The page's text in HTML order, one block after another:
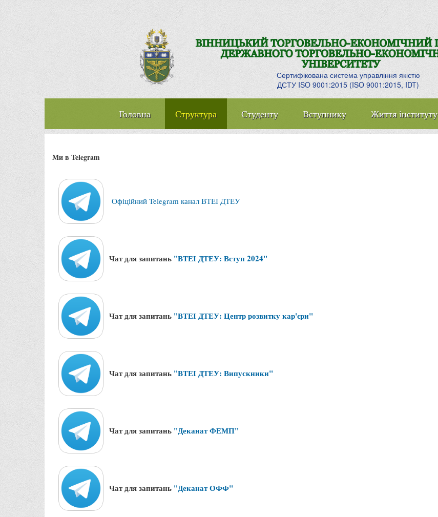
Сертифікована система управління якістю
ДСТУ ISO 9001:2015 (ISO 9001:2015, IDT)
Головна Структура Студенту Вступнику Життя інституту
Ми в Telegram
Офіційний Telegram канал ВТЕІ ДТЕУ
Чат для запитань "ВТЕІ ДТЕУ: Вступ 2024"
Чат для запитань "ВТЕІ ДТЕУ: Центр розвитку кар'єри"
Чат для запитань "ВТЕІ ДТЕУ: Випускники"
Чат для запитань "Деканат ФЕМП"
Чат для запитань "Деканат ОФФ"